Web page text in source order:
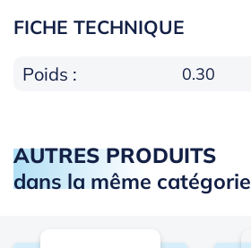
FICHE TECHNIQUE
Poids : 0.30
AUTRES PRODUITS
dans la même catégorie